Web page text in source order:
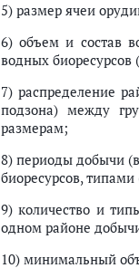
5) размер ячеи
6) объем и состав
водных
7) распределение
подзона) между
размерам;
8) периоды добычи
биоресурсов,
9) количество и
одном районе
10) минимальный